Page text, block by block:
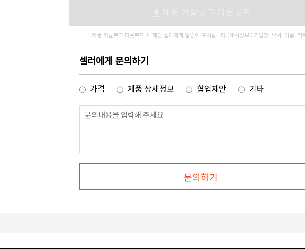
제품 카탈로그 다운로드 시 해당 셀러에게 알림이 표시됩니다.(표시정보 : 기업명, 부서, 이름, 직
셀러에게 문의하기
가격 제품 상세정보 협업제안 기타
문의하기